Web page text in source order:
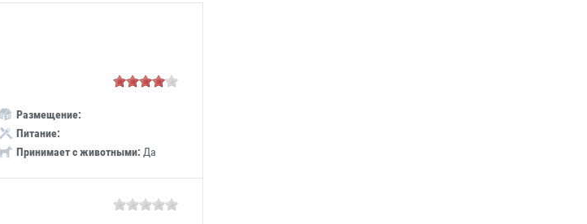
Размещение:
Питание:
Принимает с животными: Да